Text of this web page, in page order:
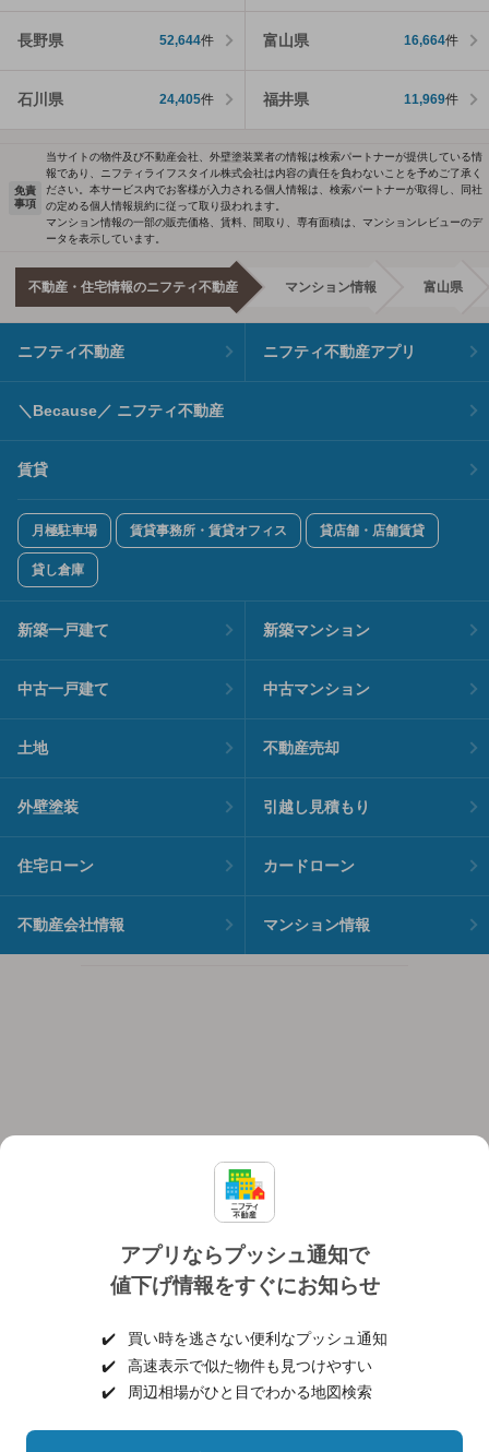
長野県 52,644件 富山県 16,664件
石川県 24,405件 福井県 11,969件
アプリならプッシュ通知で
値下げ情報をすぐにお知らせ
✔️
買い時を逃さない便利なプッシュ通知
✔️
高速表示で似た物件も見つけやすい
✔️
周辺相場がひと目でわかる地図検索
免責
事項
当サイトの物件及び不動産会社、外壁塗装業者の情報は検索パートナーが提供している情
報であり、ニフティライフスタイル株式会社は内容の責任を負わないことを予めご了承く
ださい。本サービス内でお客様が入力される個人情報は、検索パートナーが取得し、同社
の定める個人情報規約に従って取り扱われます。
マンション情報の一部の販売価格、賃料、間取り、専有面積は、マンションレビューのデ
ータを表示しています。
不動産・住宅情報のニフティ不動産 マンション情報 富山県
ニフティ不動産 ニフティ不動産アプリ
＼Because／ ニフティ不動産
賃貸
月極駐車場 賃貸事務所・賃貸オフィス 貸店舗・店舗賃貸
貸し倉庫
新築一戸建て 新築マンション
中古一戸建て 中古マンション
土地 不動産売却
外壁塗装 引越し見積もり
住宅ローン カードローン
不動産会社情報 マンション情報
個人情報保護ポリシー 利用規約
ヘルプ・お問い合わせ 採用情報